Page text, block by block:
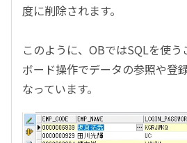
度に削除されます。
このように、OBではSQLを使
ボード操作でデータの参照や登
なっています。